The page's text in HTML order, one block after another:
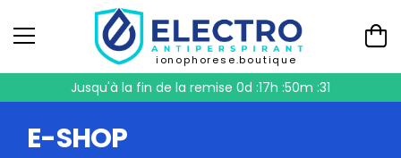
ionophorese.boutique
Jusqu'à la fin de la remise 0d :17h :50m :31
E-SHOP